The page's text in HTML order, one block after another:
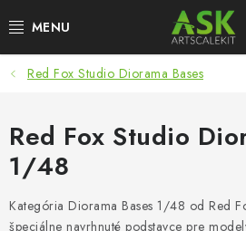
na
BLOG
SUMMER DAYS
WARHAMMER
ASK PRODUKTY
Red Fox Studio Diorama Bases
Red Fox Studio
1/48
Kategória Diorama Bases 1/48 od Red
špeciálne navrhnuté podstavce pre